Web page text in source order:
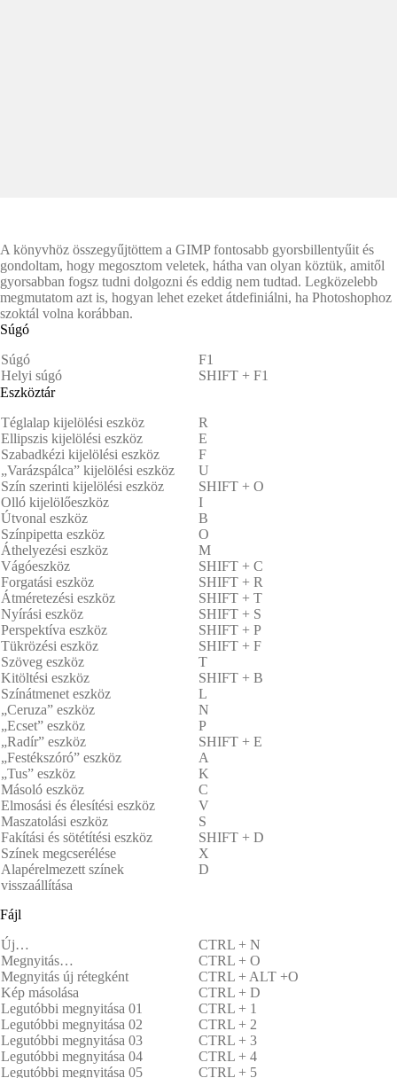
A könyvhöz összegyűjtöttem a GIMP fontosabb gyorsbillentyűit és
gondoltam, hogy megosztom veletek, hátha van olyan köztük, amitől
gyorsabban fogsz tudni dolgozni és eddig nem tudtad. Legközelebb
megmutatom azt is, hogyan lehet ezeket átdefiniálni, ha Photoshophoz
szoktál volna korábban.
Súgó
Súgó
F1
Helyi súgó
SHIFT + F1
Eszköztár
Téglalap kijelölési eszköz
R
Ellipszis kijelölési eszköz
E
Szabadkézi kijelölési eszköz
F
„Varázspálca” kijelölési eszköz
U
Szín szerinti kijelölési eszköz
SHIFT + O
Olló kijelölőeszköz
I
Útvonal eszköz
B
Színpipetta eszköz
O
Áthelyezési eszköz
M
Vágóeszköz
SHIFT + C
Forgatási eszköz
SHIFT + R
Átméretezési eszköz
SHIFT + T
Nyírási eszköz
SHIFT + S
Perspektíva eszköz
SHIFT + P
Tükrözési eszköz
SHIFT + F
Szöveg eszköz
T
Kitöltési eszköz
SHIFT + B
Színátmenet eszköz
L
„Ceruza” eszköz
N
„Ecset” eszköz
P
„Radír” eszköz
SHIFT + E
„Festékszóró” eszköz
A
„Tus” eszköz
K
Másoló eszköz
C
Elmosási és élesítési eszköz
V
Maszatolási eszköz
S
Fakítási és sötétítési eszköz
SHIFT + D
Színek megcserélése
X
Alapérelmezett színek
visszaállítása
D
Fájl
Új…
CTRL + N
Megnyitás…
CTRL + O
Megnyitás új rétegként
CTRL + ALT +O
Kép másolása
CTRL + D
Legutóbbi megnyitása 01
CTRL + 1
Legutóbbi megnyitása 02
CTRL + 2
Legutóbbi megnyitása 03
CTRL + 3
Legutóbbi megnyitása 04
CTRL + 4
Legutóbbi megnyitása 05
CTRL + 5